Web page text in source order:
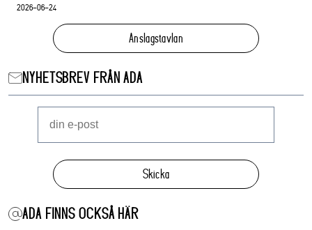
2026-06-24
Anslagstavlan
NYHETSBREV FRÅN ADA
Skicka
ADA FINNS OCKSÅ HÄR